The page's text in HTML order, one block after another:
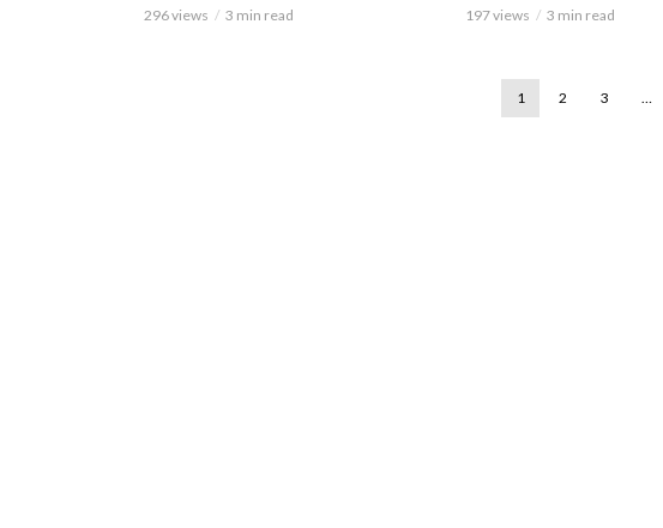
296 views 3 min read 197 views 3 min read
1 2 3 …